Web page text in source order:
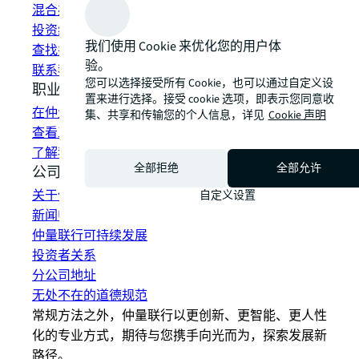
混合办公空间解决方案
投资组合管理
查找并租赁空间
联系我们
职业发展
在仲量联行工作
查看工作机会
了解我们的员工
公司信息
关于仲量联行
新闻中心
仲量联行可持续发展
投资者关系
分公司地址
无处不在的道德规范
常规方法之外，仲量联行以更创新、更智能、更人性
化的专业方式，期待与您携手向光而为，探索发展新
我们使用 Cookie 来优化您的用户体
验。
您可以选择接受所有 Cookie，也可以通过自定义设
置来进行选择。接受 cookie 选项，即表示您同意收
集、共享和传输您的个人信息，详见 Cookie 声明
全部拒绝
全部允许
自定义设置